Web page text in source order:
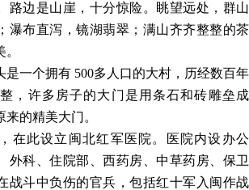
路边是山崖，十分惊险。眺望远处，群山
瀑布直泻，镜湖翡翠；满山齐齐整整的茶
是一个拥有 500多人口的大村，历经数百年
，许多房子的大门是用条石和砖雕垒成
的精美大门。
在此设立闽北红军医院。医院内设办公
外科、住院部、西药房、中草药房、保卫
战斗中负伤的官兵，包括红十军入闽作战